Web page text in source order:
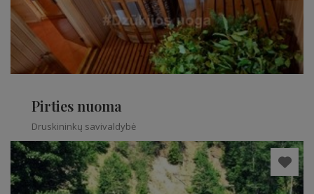
Pirties nuoma
Druskininkų savivaldybė